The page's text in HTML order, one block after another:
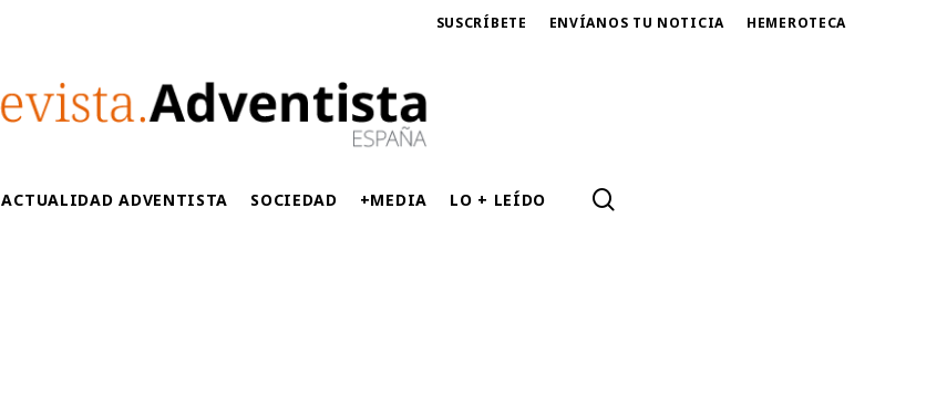
SUSCRÍBETE ENVÍANOS TU NOTICIA HEMEROTECA
ACTUALIDAD ADVENTISTA SOCIEDAD +MEDIA LO + LEÍDO